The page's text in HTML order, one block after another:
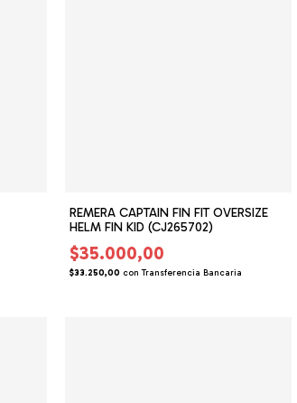
REMERA CAPTAIN FIN FIT OVERSIZE
HELM FIN KID (CJ265702)
$35.000,00
$33.250,00 con Transferencia Bancaria